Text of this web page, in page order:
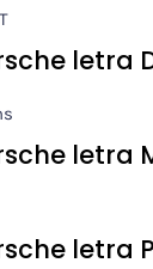
letra
letra
letra P